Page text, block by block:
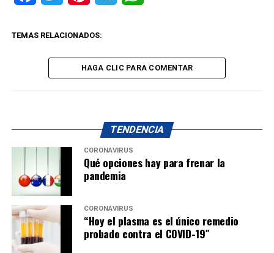
TEMAS RELACIONADOS:
HAGA CLIC PARA COMENTAR
TENDENCIA
CORONAVIRUS
Qué opciones hay para frenar la
pandemia
CORONAVIRUS
“Hoy el plasma es el único remedio
probado contra el COVID-19″